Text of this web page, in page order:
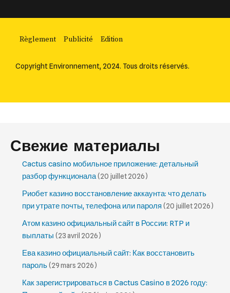
Règlement Publicité Edition
Copyright Environnement, 2024. Tous droits réservés.
Свежие материалы
Cactus casino мобильное приложение: детальный
разбор функционала (20 juillet 2026)
Риобет казино восстановление аккаунта: что делать
при утрате почты, телефона или пароля (20 juillet 2026)
Атом казино официальный сайт в России: RTP и
выплаты (23 avril 2026)
Ева казино официальный сайт: Как восстановить
пароль (29 mars 2026)
Как зарегистрироваться в Cactus Casino в 2026 году: